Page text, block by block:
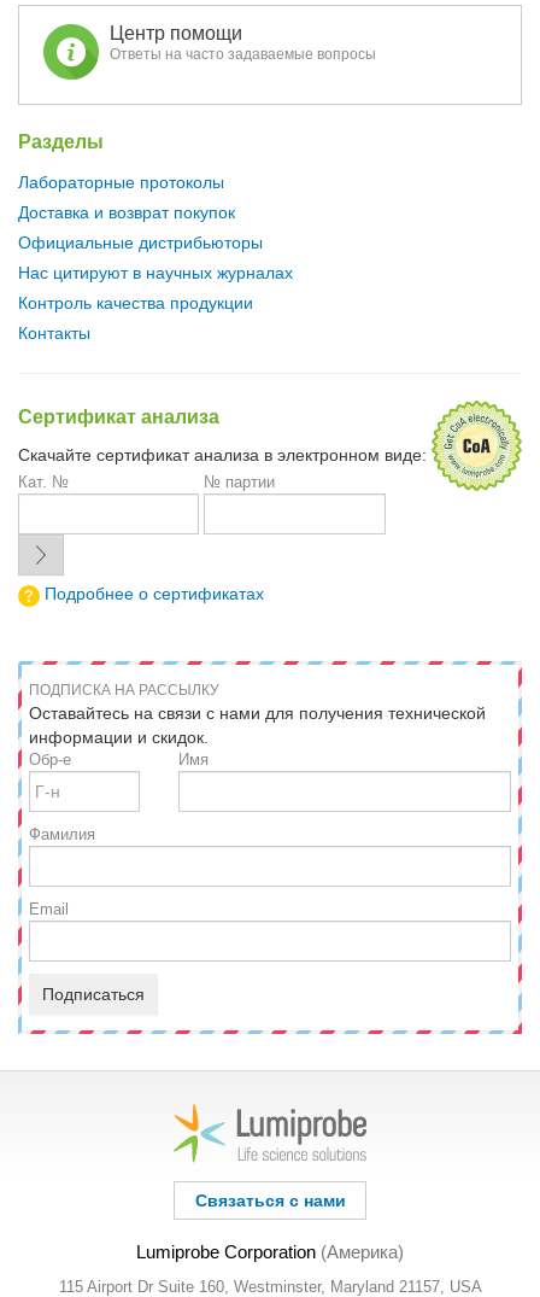
Центр помощи
Ответы на часто задаваемые вопросы
Разделы
Лабораторные протоколы
Доставка и возврат покупок
Официальные дистрибьюторы
Нас цитируют в научных журналах
Контроль качества продукции
Контакты
Сертификат анализа
Скачайте сертификат анализа в электронном виде:
Кат. № № партии
Подробнее о сертификатах
ПОДПИСКА НА РАССЫЛКУ
Оставайтесь на связи с нами для получения технической
информации и скидок.
Обр-е Имя
Фамилия
Email
Подписаться
Связаться с нами
Lumiprobe Corporation (Америка)
115 Airport Dr Suite 160, Westminster, Maryland 21157, USA